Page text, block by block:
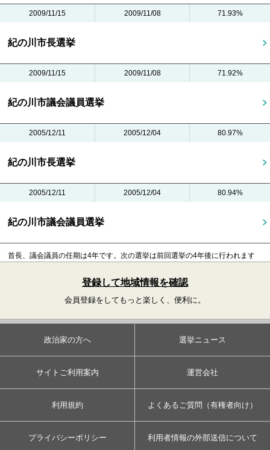
2009/11/15 2009/11/08 71.93%
紀の川市長選挙
2009/11/15 2009/11/08 71.92%
紀の川市議会議員選挙
2005/12/11 2005/12/04 80.97%
紀の川市長選挙
2005/12/11 2005/12/04 80.94%
紀の川市議会議員選挙
首長、議会議員の任期は4年です。 次の選挙は前回選挙の4年後に行われます
登録して地域情報を確認
会員登録をしてもっと楽しく、便利に。
政治家の方へ 選挙ニュース
サイトご利用案内 運営会社
利用規約 よくあるご質問（有権者向け）
プライバシーポリシー 利用者情報の外部送信について